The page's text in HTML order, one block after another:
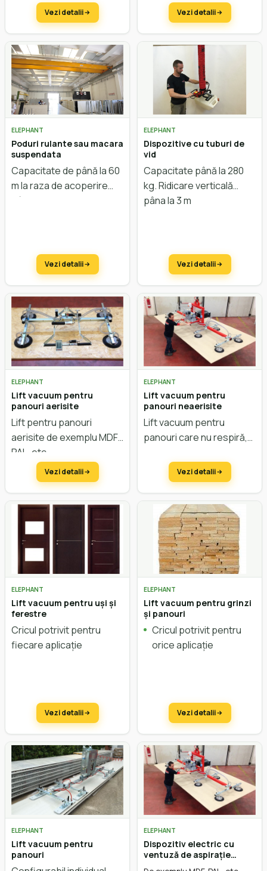
prindere cu vacuum.
Vezi detalii Vezi detalii
ELEPHANT
Poduri rulante sau macara
suspendata
Capacitate de până la 60
m la raza de acoperire
până la 32m.
Vezi detalii
ELEPHANT
Dispozitive cu tuburi de
vid
Capacitate până la 280
kg. Ridicare verticală
pâna la 3 m
Vezi detalii
ELEPHANT
Lift vacuum pentru
panouri aerisite
Lift pentru panouri
aerisite de exemplu MDF,
PAL, etc.
Vezi detalii
ELEPHANT
Lift vacuum pentru
panouri neaerisite
Lift vacuum pentru
panouri care nu respiră,
melaminat, lemn masiv
Vezi detalii
ELEPHANT
Lift vacuum pentru uși și
ferestre
Cricul potrivit pentru
fiecare aplicație
Vezi detalii
ELEPHANT
Lift vacuum pentru grinzi
și panouri
Cricul potrivit pentru
orice aplicație
Vezi detalii
ELEPHANT
Lift vacuum pentru
panouri
ELEPHANT
Dispozitiv electric cu
ventuză de aspirație